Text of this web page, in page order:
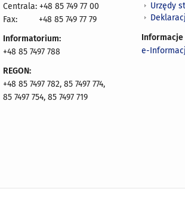
Centrala: +48 85 749 77 00
Fax:
+48 85 749 77 79
Informatorium:
+48 85 7497 788
REGON:
+48 85 7497 782, 85 7497 774,
85 7497 754, 85 7497 719
Urzędy
Informacje
e-